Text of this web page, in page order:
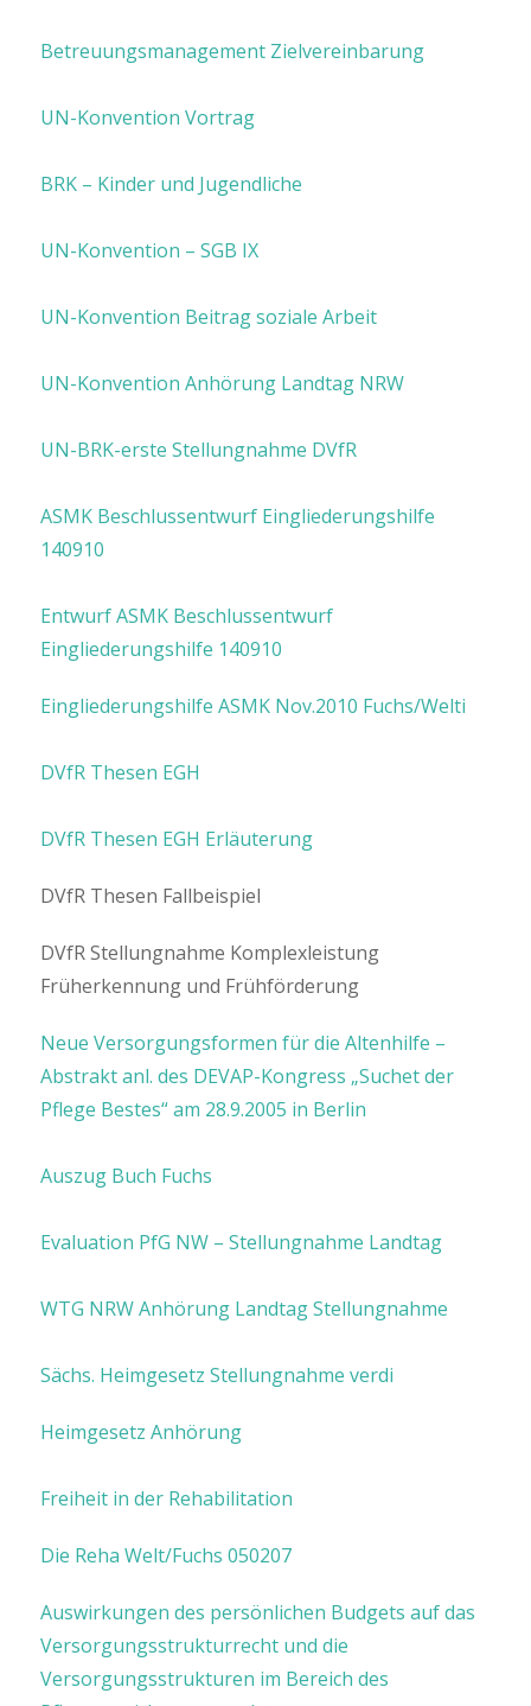
Betreuungsmanagement Zielvereinbarung
UN-Konvention Vortrag
BRK – Kinder und Jugendliche
UN-Konvention – SGB IX
UN-Konvention Beitrag soziale Arbeit
UN-Konvention Anhörung Landtag NRW
UN-BRK-erste Stellungnahme DVfR
ASMK Beschlussentwurf Eingliederungshilfe
140910
Entwurf ASMK Beschlussentwurf
Eingliederungshilfe 140910
Eingliederungshilfe ASMK Nov.2010 Fuchs/Welti
DVfR Thesen EGH
DVfR Thesen EGH Erläuterung
DVfR Thesen Fallbeispiel
DVfR Stellungnahme Komplexleistung
Früherkennung und Frühförderung
Neue Versorgungsformen für die Altenhilfe –
Abstrakt anl. des DEVAP-Kongress „Suchet der
Pflege Bestes“ am 28.9.2005 in Berlin
Auszug Buch Fuchs
Evaluation PfG NW – Stellungnahme Landtag
WTG NRW Anhörung Landtag Stellungnahme
Sächs. Heimgesetz Stellungnahme verdi
Heimgesetz Anhörung
Freiheit in der Rehabilitation
Die Reha Welt/Fuchs 050207
Auswirkungen des persönlichen Budgets auf das
Versorgungsstrukturrecht und die
Versorgungsstrukturen im Bereich des